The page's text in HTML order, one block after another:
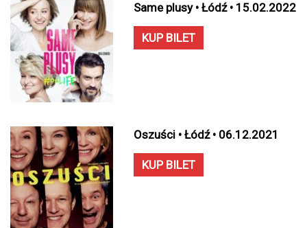
Same plusy • Łódź • 15.02.2022
KUP BILET
Oszuści • Łódź • 06.12.2021
KUP BILET